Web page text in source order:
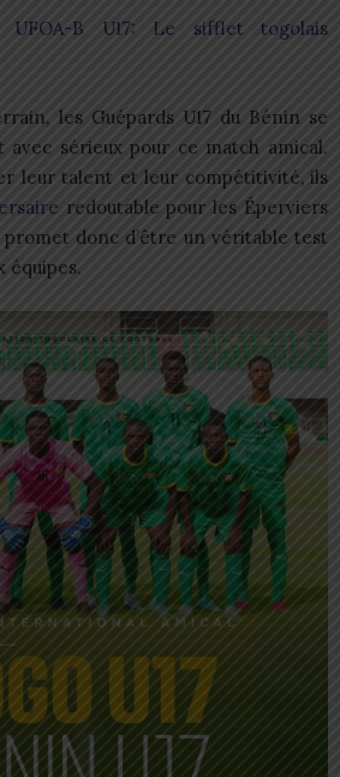
UFOA-B U17: Le sifflet togolais
les Guépards U17 du Bénin se
sérieux pour ce match amical.
leur talent et leur compétitivité, ils
redoutable pour les Éperviers
donc d’être un véritable test
équipes.